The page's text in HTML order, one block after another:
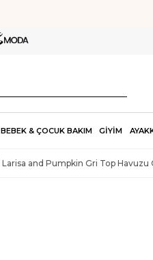
BEBEK & ÇOCUK BAKIM GİYİM
Larisa and Pumpkin Gri Top Havuzu